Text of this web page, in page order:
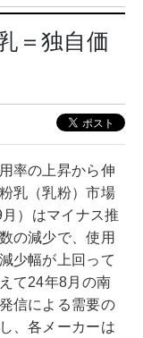
＝独自価
率の上昇から伸
乳（乳粉）市場
）はマイナス推
の減少で、使用
少幅が上回って
て24年8月の南
信による需要の
、各メーカーは